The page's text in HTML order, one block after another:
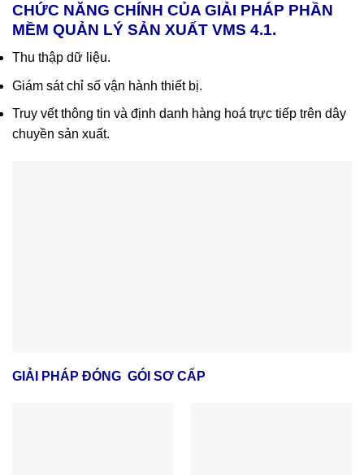
CHỨC NĂNG CHÍNH CỦA GIẢI PHÁP PHẦN
MỀM QUẢN LÝ SẢN XUẤT VMS 4.1.
Thu thập dữ liệu.
Giám sát chỉ số vận hành thiết bị.
Truy vết thông tin và định danh hàng hoá trực tiếp trên dây
chuyền sản xuất.
GIẢI PHÁP ĐÓNG GÓI SƠ CẤP